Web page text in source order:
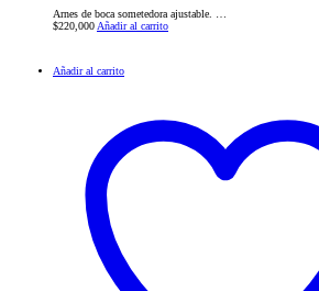
Arnes de boca sometedora ajustable. …
$220,000 Añadir al carrito
Añadir al carrito